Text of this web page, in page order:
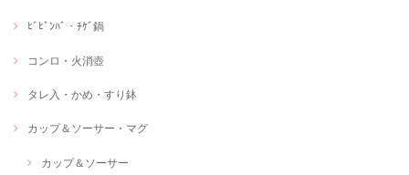
ﾋﾞﾋﾞﾝﾊﾞ・ﾁｹﾞ鍋
コンロ・火消壺
タレ入・かめ・すり鉢
カップ＆ソーサー・マグ
カップ＆ソーサー